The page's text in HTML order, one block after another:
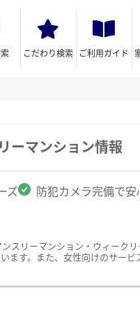
こだわり検索 ご利用ガイド
ーマンション情報
ズ 防犯カメラ完備で安
リーマンション・ウィーク
す。また、女性向けのサー